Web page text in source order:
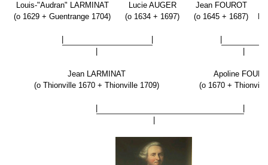
Louis-"Audran" LARMINAT
(o 1629 + Guentrange 1704)
Lucie AUGER
(o 1634 + 1697)
Jean FOUROT
(o 1645 + 1687)
Jean LARMINAT
(o Thionville 1670 + Thionville 1709)
Apoline
(o 1670 +